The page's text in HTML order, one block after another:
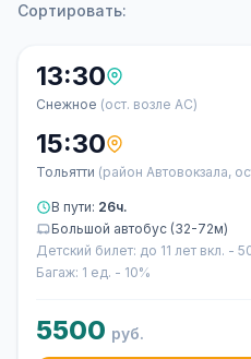
Сортировать:
13:30
Снежное (ост. возле АС)
15:30
Тольятти (район Автовокзала,
В пути: 26ч.
Большой автобус (32-72м)
Детский билет: до 11 лет вкл. -
Багаж: 1 ед. - 10%
5500 руб.